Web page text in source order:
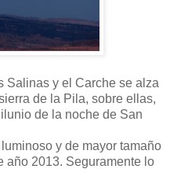
Salinas y el Carche se alza
de la Pila, sobre ellas,
de la noche de San
y de mayor tamaño
año 2013. Seguramente lo